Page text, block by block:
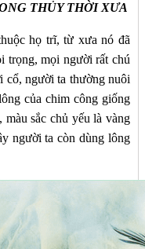
THỦY THỜI XƯA
họ trĩ, từ xưa nó đã
trọng, mọi người rất chú
cổ, người ta thường nuôi
của chim công giống
sắc chủ yếu là vàng
người ta còn dùng lông